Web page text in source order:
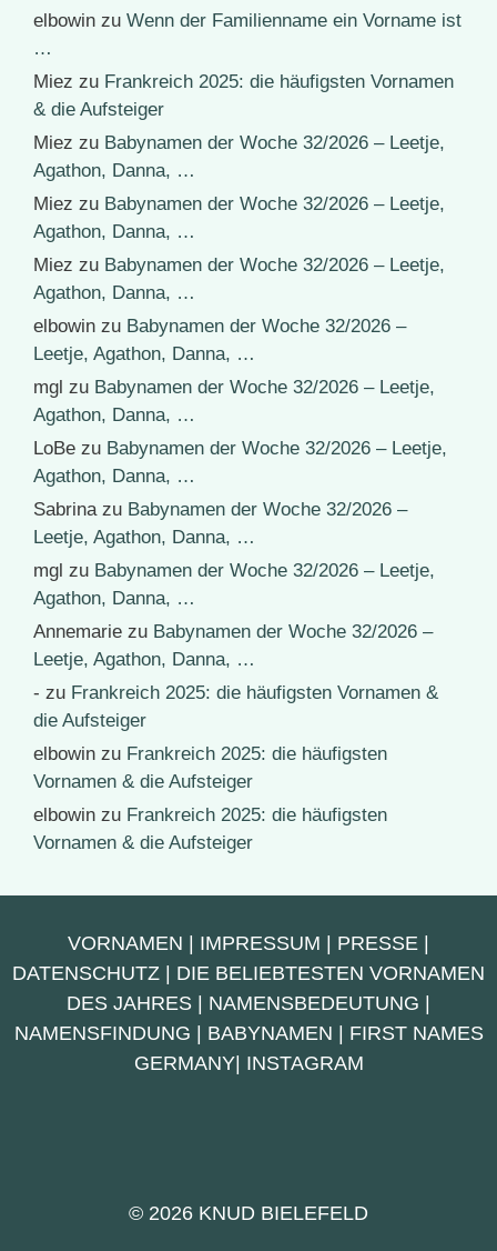
elbowin zu Wenn der Familienname ein Vorname ist
…
Miez zu Frankreich 2025: die häufigsten Vornamen
& die Aufsteiger
Miez zu Babynamen der Woche 32/2026 – Leetje,
Agathon, Danna, …
Miez zu Babynamen der Woche 32/2026 – Leetje,
Agathon, Danna, …
Miez zu Babynamen der Woche 32/2026 – Leetje,
Agathon, Danna, …
elbowin zu Babynamen der Woche 32/2026 –
Leetje, Agathon, Danna, …
mgl zu Babynamen der Woche 32/2026 – Leetje,
Agathon, Danna, …
LoBe zu Babynamen der Woche 32/2026 – Leetje,
Agathon, Danna, …
Sabrinazu Babynamen der Woche 32/2026 –
Leetje, Agathon, Danna, …
mgl zu Babynamen der Woche 32/2026 – Leetje,
Agathon, Danna, …
Annemarie zu Babynamen der Woche 32/2026 –
Leetje, Agathon, Danna, …
- zu Frankreich 2025: die häufigsten Vornamen &
die Aufsteiger
elbowin zu Frankreich 2025: die häufigsten
Vornamen & die Aufsteiger
elbowin zu Frankreich 2025: die häufigsten
Vornamen & die Aufsteiger
VORNAMEN IMPRESSUM PRESSE
DATENSCHUTZ
DIE BELIEBTESTEN VORNAMEN
DES JAHRES
NAMENSBEDEUTUNG
NAMENSFINDUNG
BABYNAMEN
FIRST NAMES
GERMANY| INSTAGRAM
© 2026 KNUD BIELEFELD